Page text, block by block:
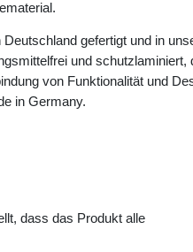
gefertigt und in
und schutzlaminiert,
von Funktionalität und
in Germany.
dass das Produkt alle